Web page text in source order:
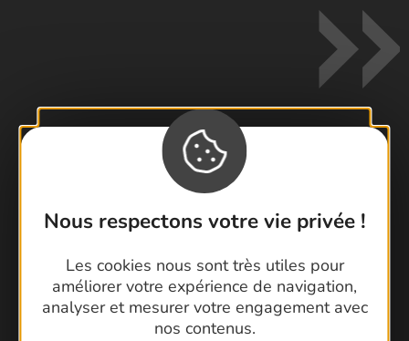
Nous respectons votre vie privée !
Les cookies nous sont très utiles pour
améliorer votre expérience de navigation,
analyser et mesurer votre engagement avec
nos contenus.
Contactez-nous !
Brochures
Cartoguides et Topoguides
Latitude Gard